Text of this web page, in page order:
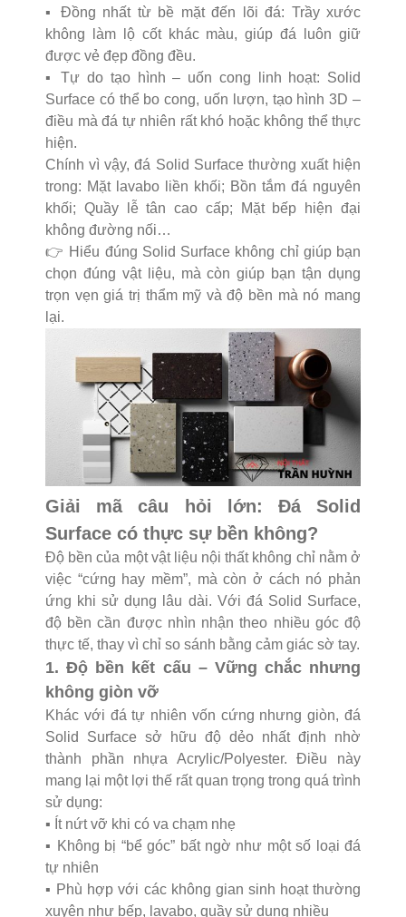
▪️ Đồng nhất từ bề mặt đến lõi đá: Trầy xước
không làm lộ cốt khác màu, giúp đá luôn giữ
được vẻ đẹp đồng đều.
▪️ Tự do tạo hình – uốn cong linh hoạt: Solid
Surface có thể bo cong, uốn lượn, tạo hình 3D –
điều mà đá tự nhiên rất khó hoặc không thể thực
hiện.
Chính vì vậy, đá Solid Surface thường xuất hiện
trong: Mặt lavabo liền khối; Bồn tắm đá nguyên
khối; Quầy lễ tân cao cấp; Mặt bếp hiện đại
không đường nối…
👉 Hiểu đúng Solid Surface không chỉ giúp bạn
chọn đúng vật liệu, mà còn giúp bạn tận dụng
trọn vẹn giá trị thẩm mỹ và độ bền mà nó mang
lại.
Giải mã câu hỏi lớn: Đá Solid
Surface có thực sự bền không?
Độ bền của một vật liệu nội thất không chỉ nằm ở
việc “cứng hay mềm”, mà còn ở cách nó phản
ứng khi sử dụng lâu dài. Với đá Solid Surface,
độ bền cần được nhìn nhận theo nhiều góc độ
thực tế, thay vì chỉ so sánh bằng cảm giác sờ tay.
1. Độ bền kết cấu – Vững chắc nhưng
không giòn vỡ
Khác với đá tự nhiên vốn cứng nhưng giòn, đá
Solid Surface sở hữu độ dẻo nhất định nhờ
thành phần nhựa Acrylic/Polyester. Điều này
mang lại một lợi thế rất quan trọng trong quá trình
sử dụng:
▪️ Ít nứt vỡ khi có va chạm nhẹ
▪️ Không bị “bể góc” bất ngờ như một số loại đá
tự nhiên
▪️ Phù hợp với các không gian sinh hoạt thường
xuyên như bếp, lavabo, quầy sử dụng nhiều